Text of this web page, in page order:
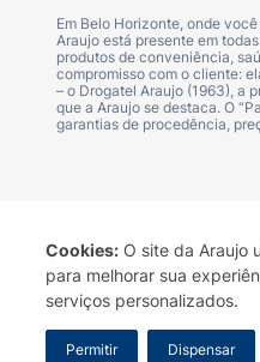
Cookies: O site da Araujo
para melhorar sua
serviços personalizados.
Permitir Dispensar
Em Belo Horizonte, onde
Araujo está presente em
produtos de conveniência,
compromisso com o cliente:
– o Drogatel Araujo (1963), a
que a Araujo se destaca. O
garantias de procedência,
Termo de Uso Portal da
A Drogaria Araujo S/A
marca. Para sua segurança
Araujo S.A. Em caso de